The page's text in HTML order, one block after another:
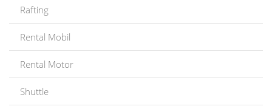
Rafting
Rental Mobil
Rental Motor
Shuttle